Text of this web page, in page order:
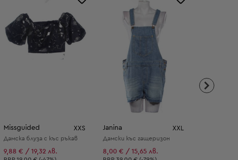
Missguided XXS
Дамска блуза с къс ръкав
9,88 € / 19,32 лв.
Janina XXL
Дамски къс гащеризон
8,00 € / 15,65 лв.